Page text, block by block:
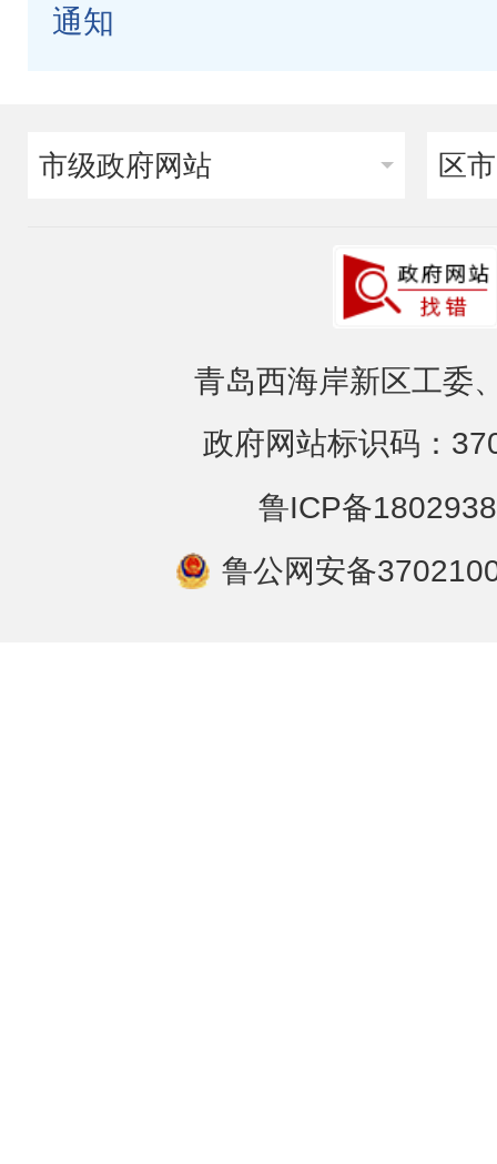
通知
市级政府网站 区
青岛西海岸新区工委
政府网站标识码：
鲁ICP备
鲁公网安备